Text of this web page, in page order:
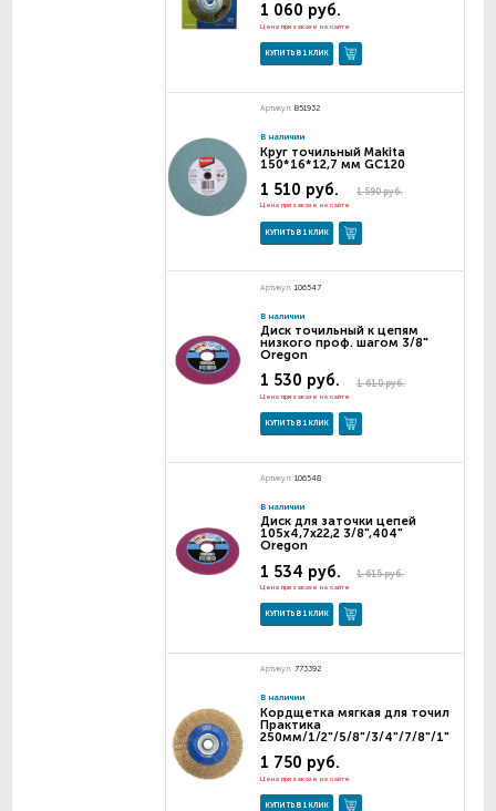
1 060 руб.
Цена при заказе на сайте
КУПИТЬ В 1 КЛИК
Артикул: B51932
В наличии
Круг точильный Makita
150*16*12,7 мм GC120
1 590 руб.
1 510 руб.
Цена при заказе на сайте
КУПИТЬ В 1 КЛИК
Артикул: 106547
В наличии
Диск точильный к цепям
низкого проф. шагом 3/8"
Oregon
1 610 руб.
1 530 руб.
Цена при заказе на сайте
КУПИТЬ В 1 КЛИК
Артикул: 106548
В наличии
Диск для заточки цепей
105х4,7х22,2 3/8",404"
Oregon
1 615 руб.
1 534 руб.
Цена при заказе на сайте
КУПИТЬ В 1 КЛИК
Артикул: 773392
В наличии
Кордщетка мягкая для точил
Практика
250мм/1/2"/5/8"/3/4"/7/8"/1"
1 750 руб.
Цена при заказе на сайте
КУПИТЬ В 1 КЛИК